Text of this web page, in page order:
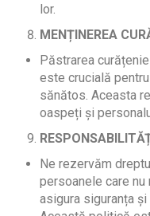
lor.
MENȚINEREA
Păstrarea
este crucială
sănătos. Aceasta
oaspeți și
Ne rezervăm
persoanele care
asigura siguranța